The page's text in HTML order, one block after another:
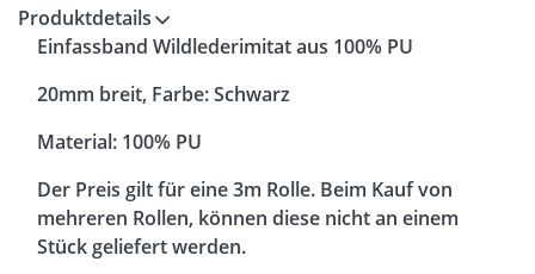
Produktdetails
Einfassband Wildlederimitat aus 100% PU
20mm breit, Farbe: Schwarz
Material: 100% PU
Der Preis gilt für eine 3m Rolle. Beim Kauf von
mehreren Rollen, können diese nicht an einem
Stück geliefert werden.